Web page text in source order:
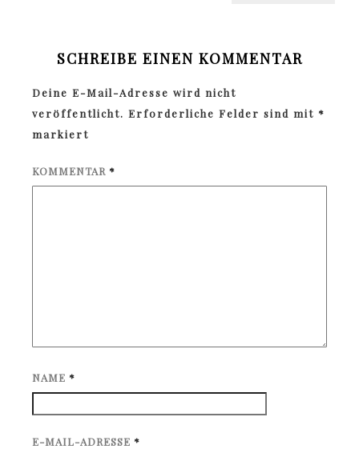
SCHREIBE EINEN KOMMENTAR
Deine E-Mail-Adresse wird nicht
veröffentlicht. Erforderliche Felder sind mit *
markiert
KOMMENTAR *
NAME *
E-MAIL-ADRESSE *